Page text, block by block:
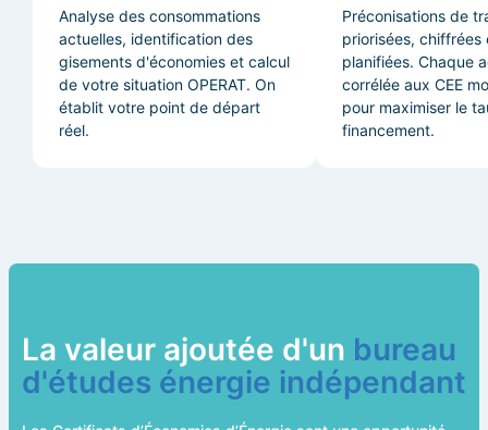
Analyse des consommations
actuelles, identification des
gisements d'économies et calcul
de votre situation OPERAT. On
établit votre point de départ
réel.
Préconisations de
priorisées, chiffrées
planifiées. Chaque
corrélée aux CEE
pour maximiser le
financement.
La valeur ajoutée d'un bureau
d'études énergie indépendant